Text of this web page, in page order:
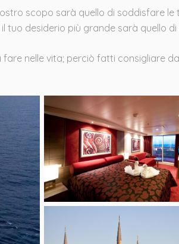
scopo sarà quello di soddisfare
tuo desiderio più grande sarà quello
nelle vita; perciò fatti consigliare